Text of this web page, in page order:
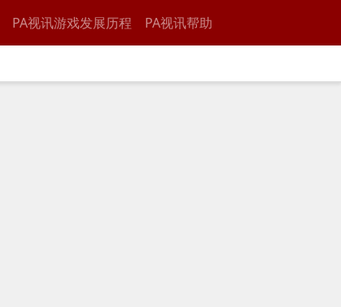
PA视讯游戏发展历程 PA视讯帮助